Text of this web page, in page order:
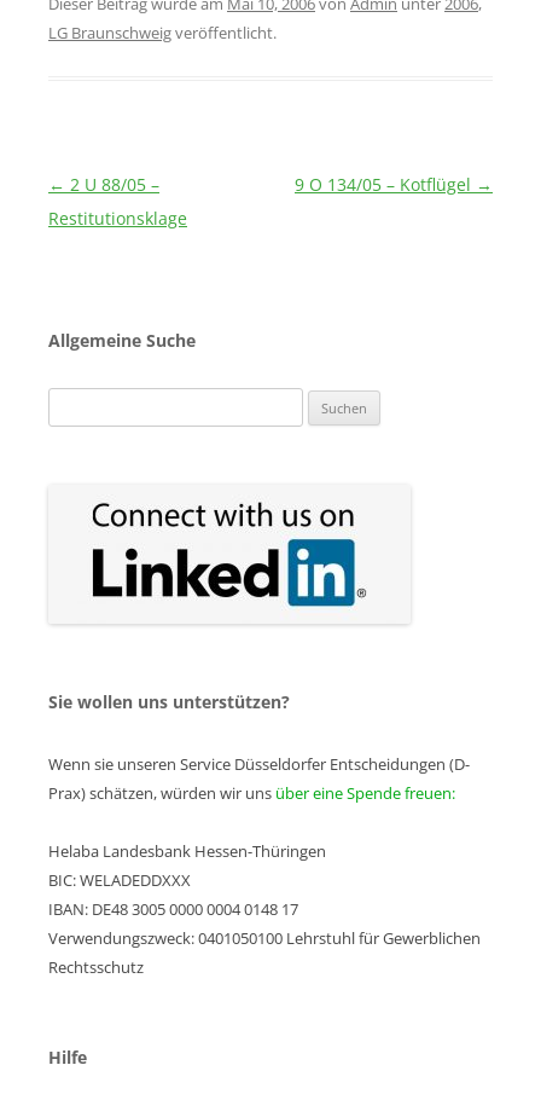
LG Braunschweigveröffentlicht.
Beitragsnavigation
← 2 U 88/05 –
Restitutionsklage
9 O 134/05 – Kotflügel →
Allgemeine Suche
nach:
Sie wollen uns unterstützen?
Wenn sie unseren Service Düsseldorfer Entscheidungen (D-
Prax) schätzen, würden wir uns über eine Spende freuen:
Helaba Landesbank Hessen-Thüringen
BIC: WELADEDDXXX
IBAN: DE48 3005 0000 0004 0148 17
Verwendungszweck: 0401050100 Lehrstuhl für Gewerblichen
Rechtsschutz
Hilfe